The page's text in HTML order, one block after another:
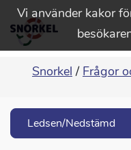
Vi använder kakor
Snorkel / Frågor
Ledsen/Nedstämd